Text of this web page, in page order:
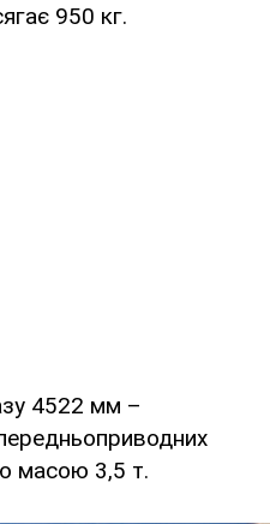
950 кг.
4522 мм –
масою 3,5 т.